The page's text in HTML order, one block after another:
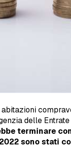
abitazioni
delle
terminare
sono stati